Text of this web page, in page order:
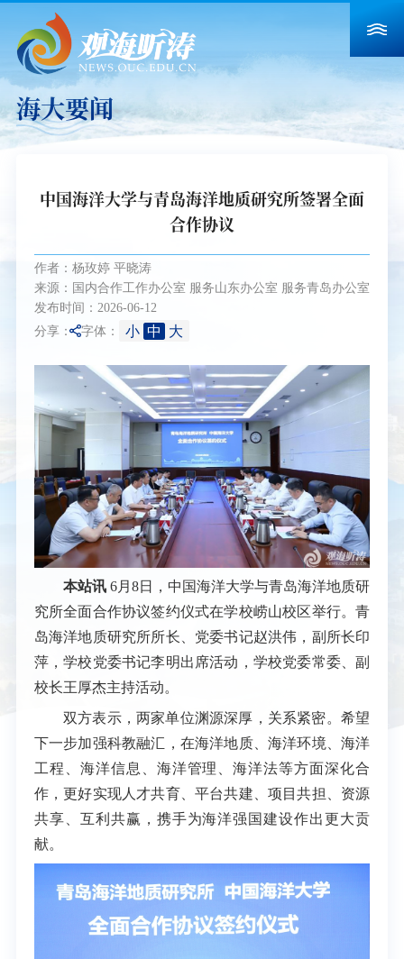
海大要闻
中国海洋大学与青岛海洋地质研究所签署全面
合作协议
作者：杨玫婷 平晓涛
来源：国内合作工作办公室 服务山东办公室 服务青岛办公室
发布时间：2026-06-12
分享： 字体： 小 中 大
本站讯 6月8日，中国海洋大学与青岛海洋地质研
究所全面合作协议签约仪式在学校崂山校区举行。青
岛海洋地质研究所所长、党委书记赵洪伟，副所长印
萍，学校党委书记李明出席活动，学校党委常委、副
校长王厚杰主持活动。
双方表示，两家单位渊源深厚，关系紧密。希望
下一步加强科教融汇，在海洋地质、海洋环境、海洋
工程、海洋信息、海洋管理、海洋法等方面深化合
作，更好实现人才共育、平台共建、项目共担、资源
共享、互利共赢，携手为海洋强国建设作出更大贡
献。